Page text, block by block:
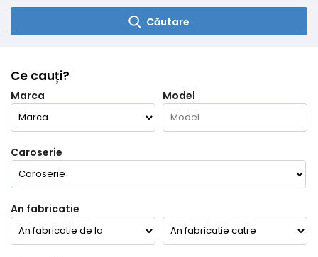
Căutare
Ce cauți?
Marca Model
Caroserie
An fabricatie